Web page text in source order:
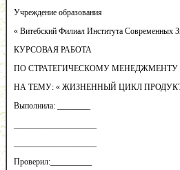
Учреждение образования
« Витебский Филиал Института Современных
КУРСОВАЯ РАБОТА
ПО СТРАТЕГИЧЕСКОМУ МЕНЕДЖМЕНТУ
НА ТЕМУ: « ЖИЗНЕННЫЙ ЦИКЛ
Выполнила: ________
Проверил:__________